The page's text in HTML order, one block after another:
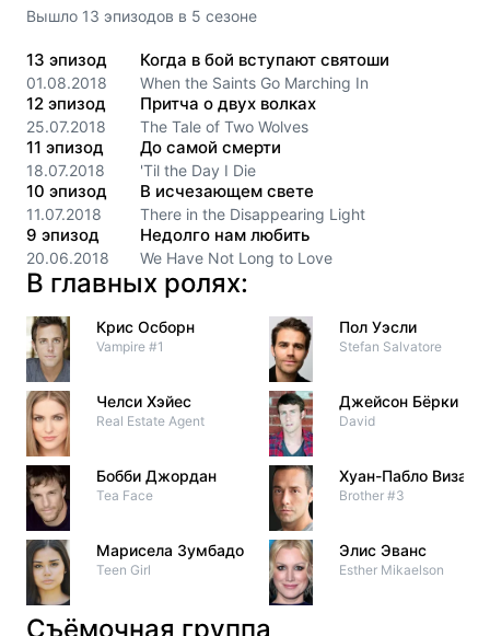
Вышло 13 эпизодов в 5 сезоне
13 эпизод
01.08.2018
Когда в бой вступают святоши
When the Saints Go Marching In
12 эпизод
25.07.2018
Притча о двух волках
The Tale of Two Wolves
11 эпизод
18.07.2018
До самой смерти
'Til the Day I Die
10 эпизод
11.07.2018
В исчезающем свете
There in the Disappearing Light
9 эпизод
20.06.2018
Недолго нам любить
We Have Not Long to Love
В главных ролях:
Крис Осборн
Vampire #1
Челси Хэйес
Real Estate Agent
Бобби Джордан
Tea Face
Марисела Зумбадо
Teen Girl
Пол Уэсли
Stefan Salvatore
Джейсон Бёрки
David
Хуан-Пабло Виза
Brother #3
Элис Эванс
Esther Mikaelson
Съёмочная группа